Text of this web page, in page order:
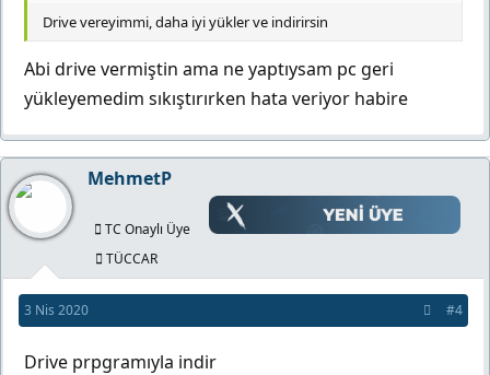
Drive vereyimmi, daha iyi yükler ve indirirsin
Abi drive vermiştin ama ne yaptıysam pc geri
yükleyemedim sıkıştırırken hata veriyor habire
MehmetP
TC Onaylı Üye
TÜCCAR
3 Nis 2020 #4
Drive prpgramıyla indir